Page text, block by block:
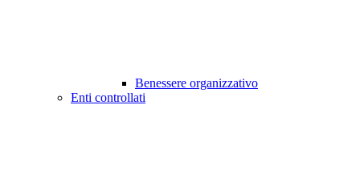
Benessere organizzativo
Enti controllati